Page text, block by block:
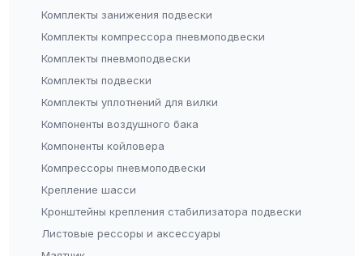
Комплекты занижения подвески
Комплекты компрессора пневмоподвески
Комплекты пневмоподвески
Комплекты подвески
Комплекты уплотнений для вилки
Компоненты воздушного бака
Компоненты койловера
Компрессоры пневмоподвески
Крепление шасси
Кронштейны крепления стабилизатора подвески
Листовые рессоры и аксессуары